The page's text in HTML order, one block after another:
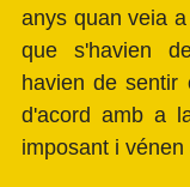
anys quan veia
que s'havien
havien de
d'acord amb a
imposant i